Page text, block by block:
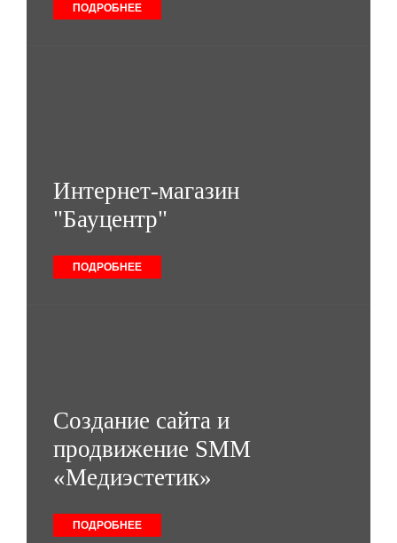
ПОДРОБНЕЕ
Интернет-магазин
"Бауцентр"
ПОДРОБНЕЕ
Создание сайта и
продвижение SMM
«Медиэстетик»
ПОДРОБНЕЕ